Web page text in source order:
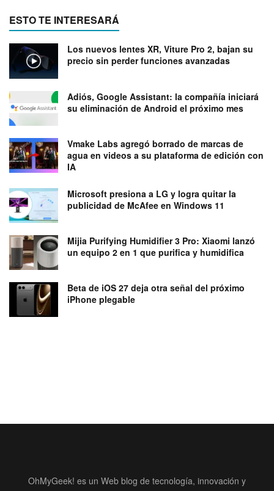
ESTO TE INTERESARÁ
Los nuevos lentes XR, Viture Pro 2, bajan su
precio sin perder funciones avanzadas
Adiós, Google Assistant: la compañía iniciará
su eliminación de Android el próximo mes
Vmake Labs agregó borrado de marcas de
agua en videos a su plataforma de edición con
IA
Microsoft presiona a LG y logra quitar la
publicidad de McAfee en Windows 11
Mijia Purifying Humidifier 3 Pro: Xiaomi lanzó
un equipo 2 en 1 que purifica y humidifica
Beta de iOS 27 deja otra señal del próximo
iPhone plegable
OhMyGeek! es un Web blog de tecnología, innovación y